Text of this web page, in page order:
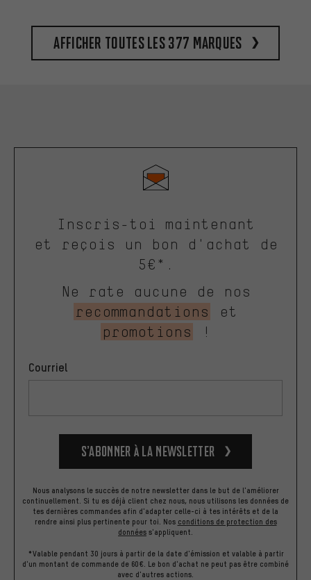
Afficher toutes les 377 marques
Inscris-toi maintenant
et reçois un bon d'achat de
5€*.
Ne rate aucune de nos
recommandations
et
promotions
!
Courriel
S’abonner à la newsletter
Nous analysons le succès de notre newsletter dans le but de l'améliorer
continuellement. Si tu es déjà client chez nous, nous utilisons les données de
tes dernières commandes afin d'adapter celle-ci à tes intérêts et de la
rendre ainsi plus pertinente pour toi. Nos conditions de protection des
données s'appliquent.
*Valable pendant 30 jours à partir de la date d'émission et valable à partir
d'un montant de commande de 60€. Le bon d'achat ne peut pas être combiné
avec d'autres actions.